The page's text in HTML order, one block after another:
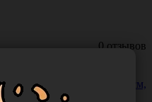
0 отзывов
4 упак.
СН/FR10, длина 40 см,
(Apexmed International